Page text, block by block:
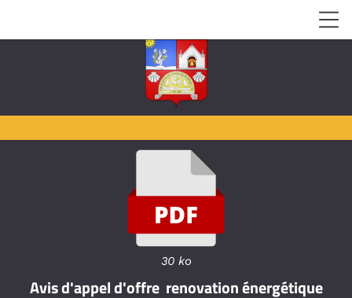
30 ko
Avis d'appel d'offre renovation énergétique